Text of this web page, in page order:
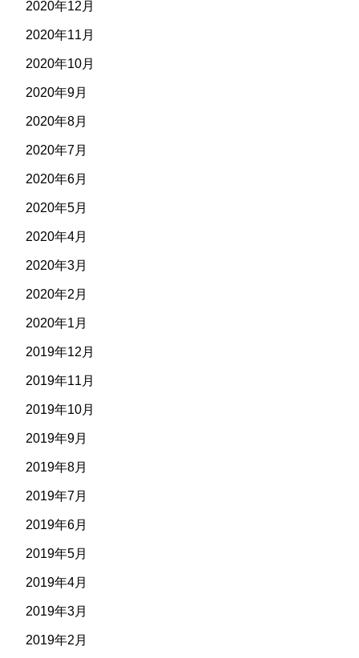
2020年12月
2020年11月
2020年10月
2020年9月
2020年8月
2020年7月
2020年6月
2020年5月
2020年4月
2020年3月
2020年2月
2020年1月
2019年12月
2019年11月
2019年10月
2019年9月
2019年8月
2019年7月
2019年6月
2019年5月
2019年4月
2019年3月
2019年2月